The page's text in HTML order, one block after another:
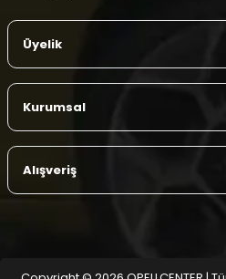
Üyelik
Kurumsal
Alışveriş